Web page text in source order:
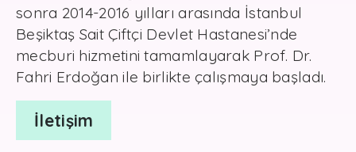
sonra 2014-2016 yılları arasında İstanbul
Beşiktaş Sait Çiftçi Devlet Hastanesi’nde
mecburi hizmetini tamamlayarak Prof. Dr.
Fahri Erdoğan ile birlikte çalışmaya başladı.
İletişim